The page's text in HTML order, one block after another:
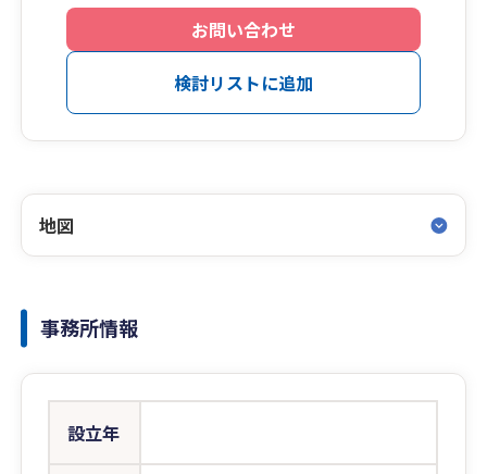
お問い合わせ
検討リストに追加
地図
事務所情報
設立年